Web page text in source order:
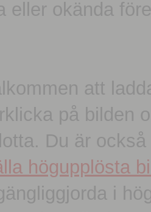
eller okända
att
på bilden
Du är
högupplösta
i